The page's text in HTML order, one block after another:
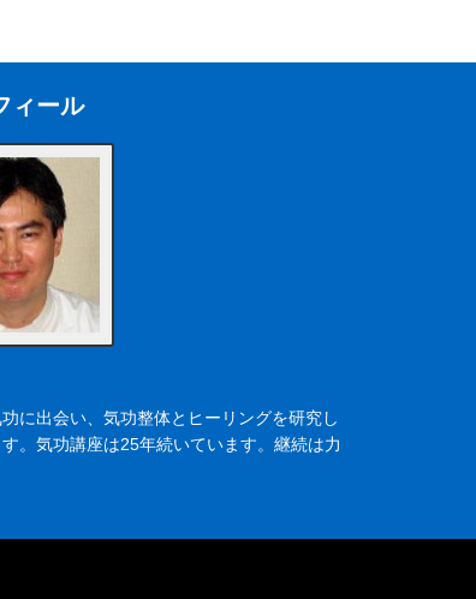
ィール
に出会い、気功整体とヒーリングを研究し
。気功講座は25年続いています。継続は力